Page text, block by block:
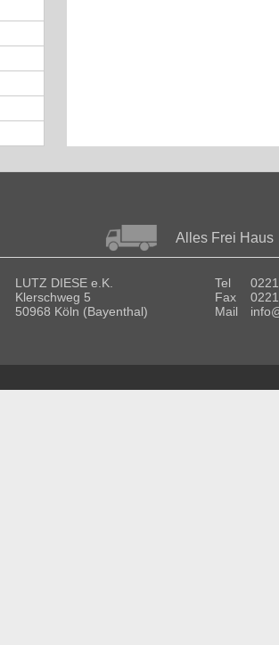
Alles Frei Haus
LUTZ DIESE e.K.
Klerschweg 5
50968 Köln (Bayenthal)
Tel
Fax
Mail